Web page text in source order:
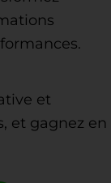
et
et gagnez en